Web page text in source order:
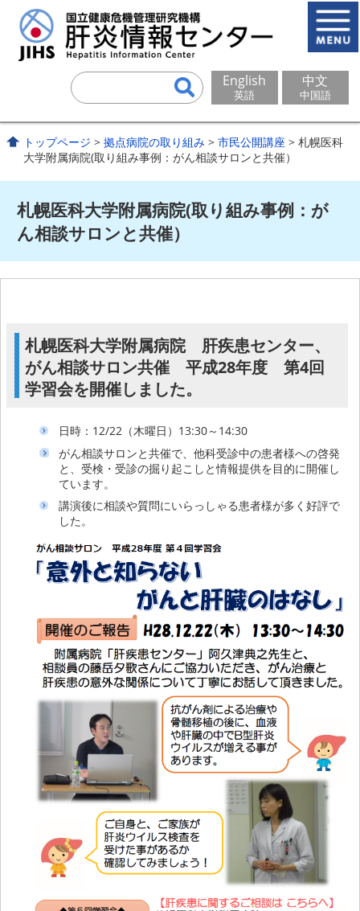
English
英語
中文
中国語
トップページ >拠点病院の取り組み >市民公開講座 > 札幌医科
大学附属病院(取り組み事例：がん相談サロンと共催）
札幌医科大学附属病院(取り組み事例：が
ん相談サロンと共催）
札幌医科大学附属病院 肝疾患センター、
がん相談サロン共催 平成28年度 第4回
学習会を開催しました。
⽇時：12/22（木曜日）13:30～14:30
がん相談サロンと共催で、他科受診中の患者様への啓発
と、受検・受診の掘り起こしと情報提供を目的に開催し
ています。
講演後に相談や質問にいらっしゃる患者様が多く好評で
した。